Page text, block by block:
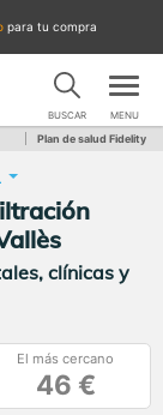
para tu compra
BUSCAR MENU
Plan de salud Fidelity
clínicas y
El más cercano
46 €